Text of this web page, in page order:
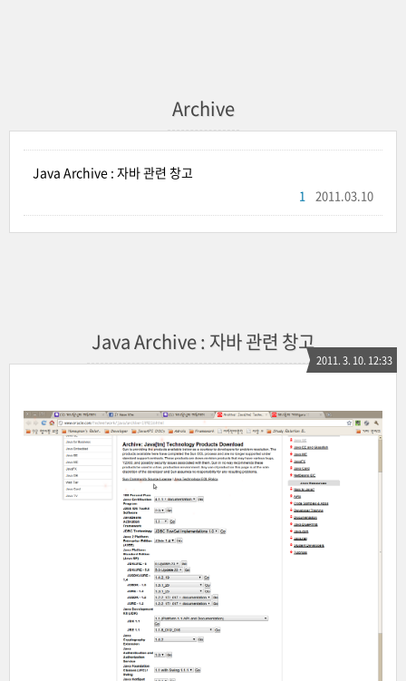
Archive
Java Archive : 자바 관련 창고
2011.03.10
1
Java Archive : 자바 관련 창고
2011. 3. 10. 12:33